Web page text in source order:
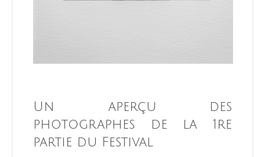
Un aperçu des
photographes de la 1re
partie du Festival